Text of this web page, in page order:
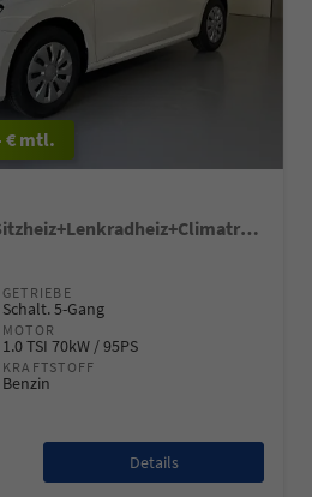
€ mtl.
Selection 95PS GV4+Sitzheiz+Lenkradheiz+Climatronic+Sunset+AppConnect+PDC
GETRIEBE
Schalt. 5-Gang
MOTOR
1.0 TSI 70kW / 95PS
KRAFTSTOFF
Benzin
Details